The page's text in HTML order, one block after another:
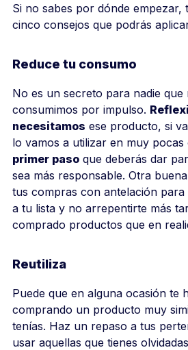
Si no sabes por dónde empezar,
cinco consejos que podrás
Reduce tu consumo
No es un secreto para nadie que
consumimos por impulso.
necesitamos ese producto, si
lo vamos a utilizar en muy pocas
primer paso que deberás dar
sea más responsable. Otra
tus compras con antelación para
a tu lista y no arrepentirte más
comprado productos que en
Reutiliza
Puede que en alguna ocasión te
comprando un producto muy
tenías. Haz un repaso a tus
usar aquellas que tienes